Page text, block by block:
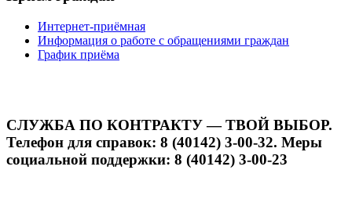
Интернет-приёмная
Информация о работе с обращениями граждан
График приёма
СЛУЖБА ПО КОНТРАКТУ — ТВОЙ ВЫБОР.
Телефон для справок: 8 (40142) 3-00-32. Меры
социальной поддержки: 8 (40142) 3-00-23